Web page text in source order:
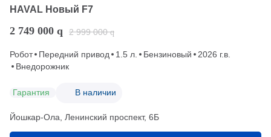
HAVAL Новый F7
2 749 000 q 2 999 000 q
Робот Передний привод 1.5 л. Бензиновый
2026 г.в.
Внедорожник
Гарантия В наличии
Йошкар-Ола, Ленинский проспект, 6Б